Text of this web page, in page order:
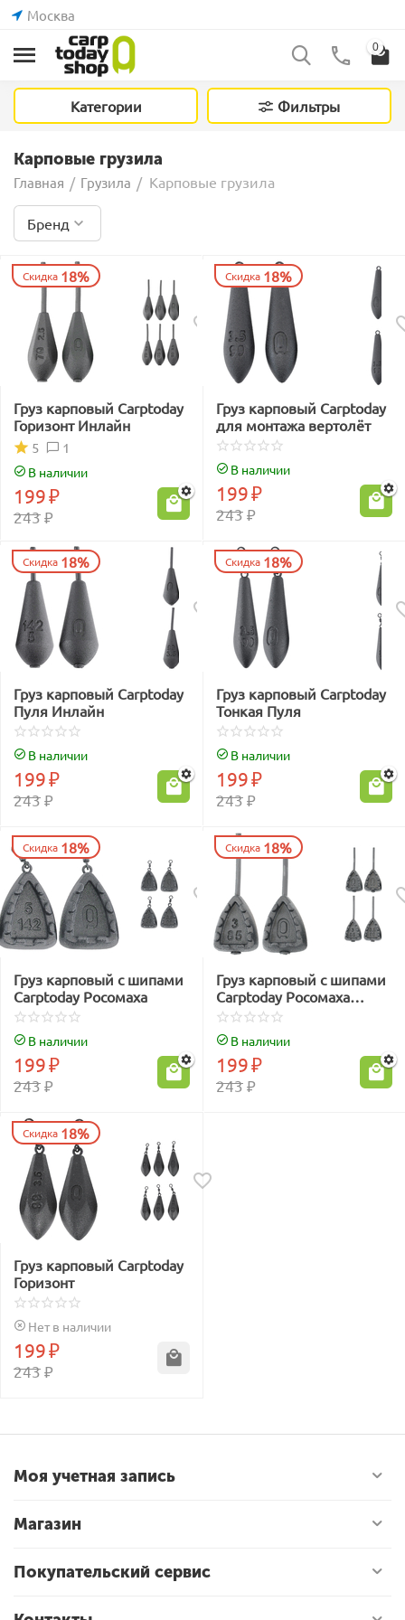
Москва
0
Категории Фильтры
Карповые грузила
Главная / Грузила / Карповые грузила
Бренд
Скидка 18%
Груз карповый Carptoday
Горизонт Инлайн
1
5
В наличии
243₽
199₽
Скидка 18%
Груз карповый Carptoday
для монтажа вертолёт
В наличии
243₽
199₽
Скидка 18%
Груз карповый Carptoday
Пуля Инлайн
В наличии
243₽
199₽
Скидка 18%
Груз карповый Carptoday
Тонкая Пуля
В наличии
243₽
199₽
Скидка 18%
Груз карповый с шипами
Carptoday Росомаха
В наличии
243₽
199₽
Скидка 18%
Груз карповый с шипами
Carptoday Росомаха
Инлайн
В наличии
243₽
199₽
Скидка 18%
Груз карповый Carptoday
Горизонт
Нет в наличии
243₽
199₽
Моя учетная запись
Магазин
Покупательский сервис